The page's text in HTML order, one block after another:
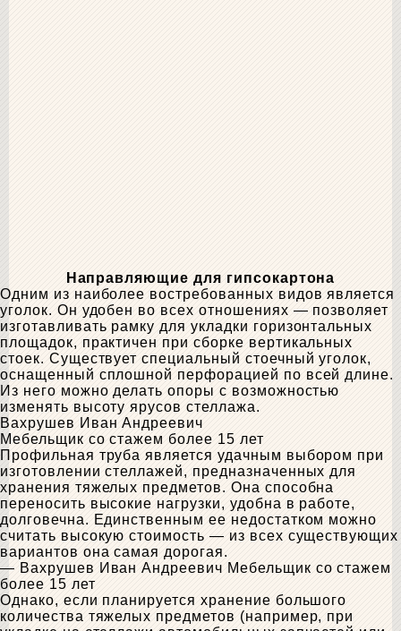
Направляющие для гипсокартона
Одним из наиболее востребованных видов является
уголок. Он удобен во всех отношениях — позволяет
изготавливать рамку для укладки горизонтальных
площадок, практичен при сборке вертикальных
стоек. Существует специальный стоечный уголок,
оснащенный сплошной перфорацией по всей длине.
Из него можно делать опоры с возможностью
изменять высоту ярусов стеллажа.
Вахрушев Иван Андреевич
Мебельщик со стажем более 15 лет
Профильная труба является удачным выбором при
изготовлении стеллажей, предназначенных для
хранения тяжелых предметов. Она способна
переносить высокие нагрузки, удобна в работе,
долговечна. Единственным ее недостатком можно
считать высокую стоимость — из всех существующих
вариантов она самая дорогая.
— Вахрушев Иван Андреевич Мебельщик со стажем
более 15 лет
Однако, если планируется хранение большого
количества тяжелых предметов (например, при